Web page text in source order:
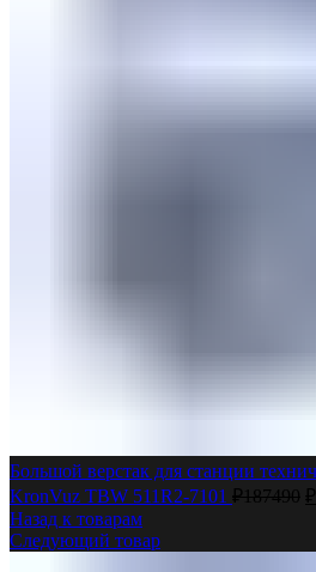
Большой верстак для станции
KronVuz TBW 511R2-7101 ₽187490 ₽
Назад к товарам
Следующий товар